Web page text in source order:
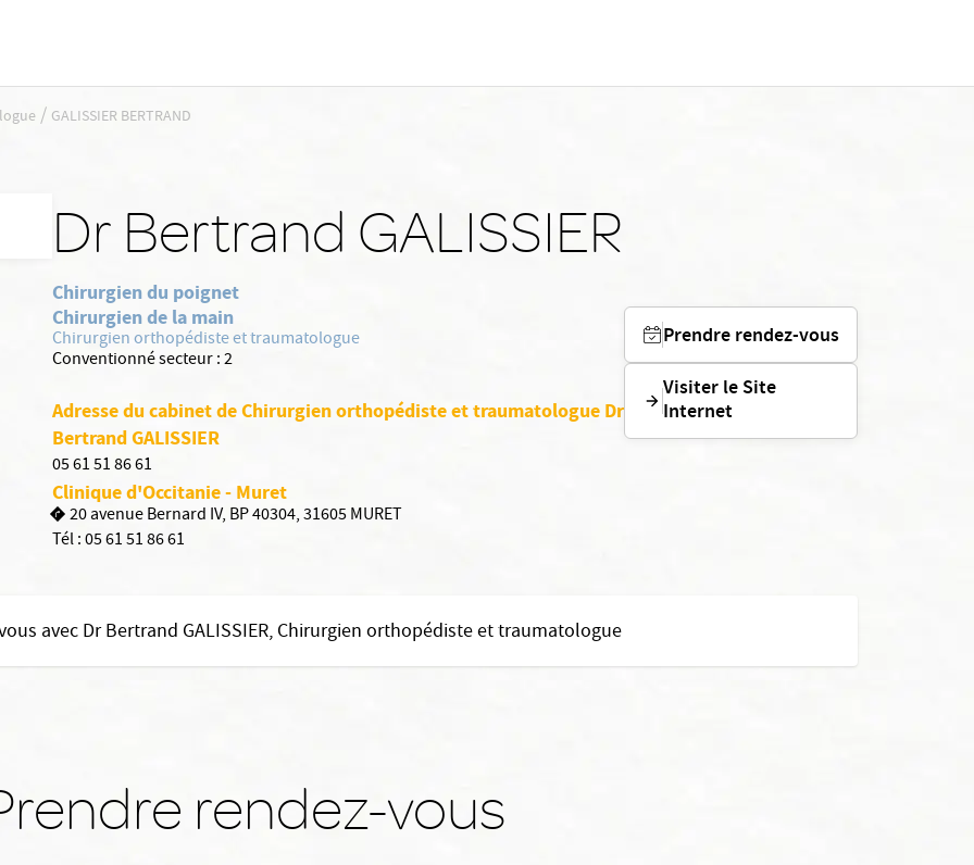
/ GALISSIER BERTRAND
Dr Bertrand GALISSIER
Chirurgien du poignet
Chirurgien de la main
Chirurgien orthopédiste et traumatologue
Conventionné secteur :2
Adresse du cabinet de Chirurgien orthopédiste et traumatologue Dr
Bertrand GALISSIER
05 61 51 86 61
Clinique d'Occitanie - Muret
20 avenue Bernard IV, BP 40304, 31605 MURET
Tél :05 61 51 86 61
Prendre rendez-vous
Visiter le Site
Internet
avec Dr Bertrand GALISSIER, Chirurgien orthopédiste et traumatologue
rendez-vous